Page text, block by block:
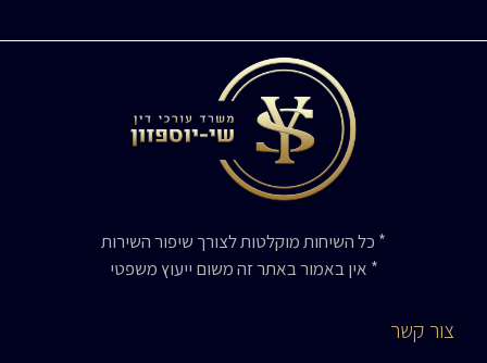
* כל השיחות מוקלטות לצורך שיפור השירות
* אין באמור באתר זה משום ייעוץ משפטי
צור קשר